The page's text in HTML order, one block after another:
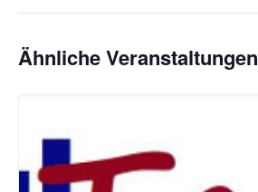
Ähnliche Veranstaltungen